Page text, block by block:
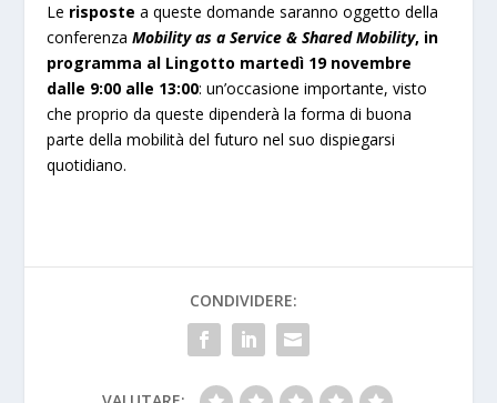
Le risposte a queste domande saranno oggetto della
conferenzaMobility as a Service & Shared Mobility, in
programma al Lingotto martedì 19 novembre
dalle 9:00 alle 13:00: un’occasione importante, visto
che proprio da queste dipenderà la forma di buona
parte della mobilità del futuro nel suo dispiegarsi
quotidiano.
CONDIVIDERE: